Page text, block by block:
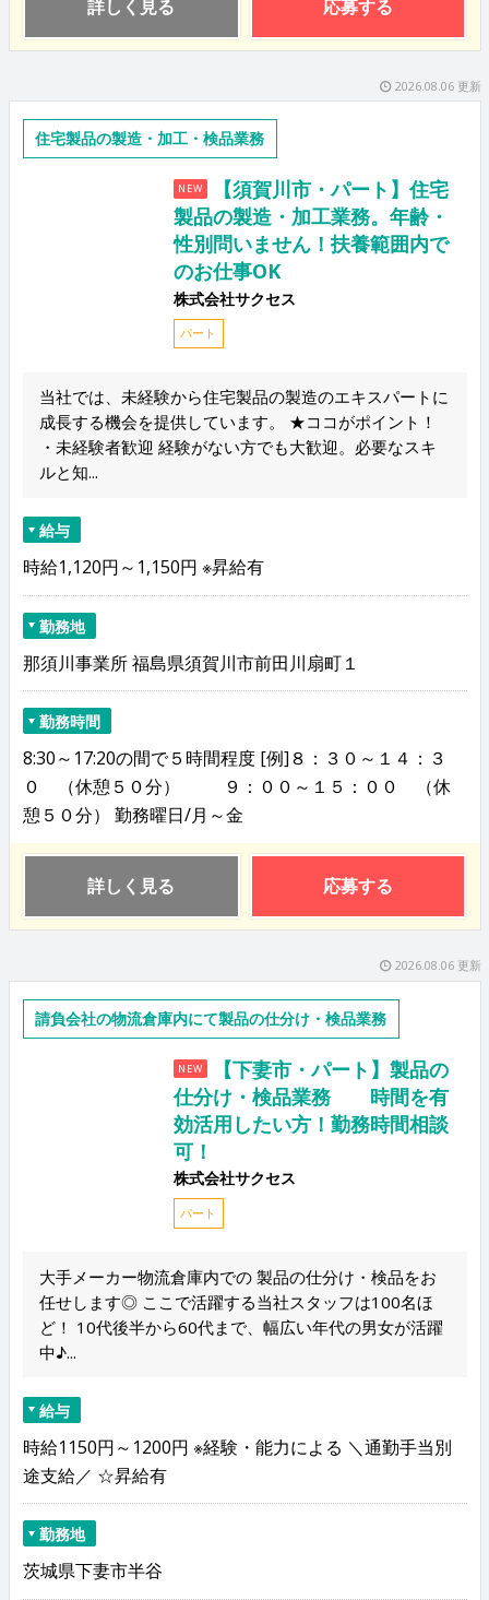
詳しく見る 応募する
2026.08.06 更新
住宅製品の製造・加工・検品業務
NEW
【須賀川市・パート】住宅
製品の製造・加工業務。年齢・
性別問いません！扶養範囲内で
のお仕事OK
株式会社サクセス
パート
当社では、未経験から住宅製品の製造のエキスパートに
成長する機会を提供しています。 ★ココがポイント！
・未経験者歓迎 経験がない方でも大歓迎。必要なスキ
ルと知...
給与
時給1,120円～1,150円 ※昇給有
勤務地
那須川事業所 福島県須賀川市前田川扇町１
勤務時間
8:30～17:20の間で５時間程度 [例]８：３０～１４：３
０ （休憩５０分） ９：００～１５：００ （休
憩５０分） 勤務曜日/月～金
詳しく見る 応募する
2026.08.06 更新
請負会社の物流倉庫内にて製品の仕分け・検品業務
NEW
【下妻市・パート】製品の
仕分け・検品業務 時間を有
効活用したい方！勤務時間相談
可！
株式会社サクセス
パート
大手メーカー物流倉庫内での 製品の仕分け・検品をお
任せします◎ ここで活躍する当社スタッフは100名ほ
ど！ 10代後半から60代まで、幅広い年代の男女が活躍
中♪...
給与
時給1150円～1200円 ※経験・能力による ＼通勤手当別
途支給／ ☆昇給有
勤務地
茨城県下妻市半谷